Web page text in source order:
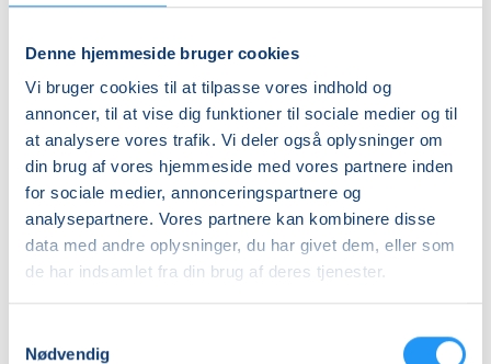
Denne hjemmeside bruger cookies
Vi bruger cookies til at tilpasse vores indhold og
annoncer, til at vise dig funktioner til sociale medier og til
at analysere vores trafik. Vi deler også oplysninger om
din brug af vores hjemmeside med vores partnere inden
for sociale medier, annonceringspartnere og
analysepartnere. Vores partnere kan kombinere disse
data med andre oplysninger, du har givet dem, eller som
de har indsamlet fra din brug af deres tjenester.
Nødvendig
16mødegange
Adresse
Broskolen, Birkemosevej 11, 4220, Korsør
(Varmtvandsbassin)
Se på kort
Praktiske oplysninger
Mødegange